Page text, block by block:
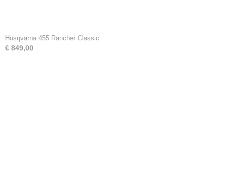
Husqvarna 455 Rancher Classic
€ 849,00